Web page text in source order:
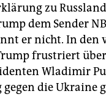
zu
dem Sender
er nicht. In den
frustriert
Wladimir
gegen die Ukraine